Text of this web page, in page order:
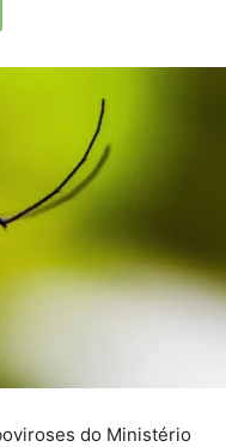
do Ministério